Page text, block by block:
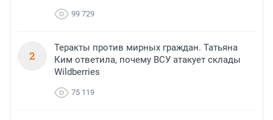
99 729
2
Теракты против мирных граждан. Татьяна
Ким ответила, почему ВСУ атакует склады
Wildberries
75 119